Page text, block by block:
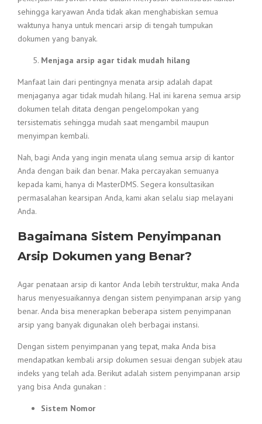
sehingga karyawan Anda tidak akan menghabiskan semua
waktunya hanya untuk mencari arsip di tengah tumpukan
dokumen yang banyak.
Menjaga arsip agar tidak mudah hilang
Manfaat lain dari pentingnya menata arsip adalah dapat
menjaganya agar tidak mudah hilang. Hal ini karena semua arsip
dokumen telah ditata dengan pengelompokan yang
tersistematis sehingga mudah saat mengambil maupun
menyimpan kembali.
Nah, bagi Anda yang ingin menata ulang semua arsip di kantor
Anda dengan baik dan benar. Maka percayakan semuanya
kepada kami, hanya di MasterDMS. Segera konsultasikan
permasalahan kearsipan Anda, kami akan selalu siap melayani
Anda.
Bagaimana Sistem Penyimpanan
Arsip Dokumen yang Benar?
Agar penataan arsip di kantor Anda lebih terstruktur, maka Anda
harus menyesuaikannya dengan sistem penyimpanan arsip yang
benar. Anda bisa menerapkan beberapa sistem penyimpanan
arsip yang banyak digunakan oleh berbagai instansi.
Dengan sistem penyimpanan yang tepat, maka Anda bisa
mendapatkan kembali arsip dokumen sesuai dengan subjek atau
indeks yang telah ada. Berikut adalah sistem penyimpanan arsip
yang bisa Anda gunakan :
Sistem Nomor